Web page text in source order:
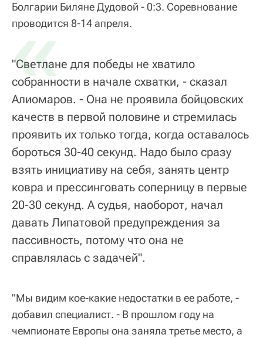
Болгарии Биляне Дудовой - 0:3. Соревнование
проводится 8-14 апреля.
«
"Светлане для победы не хватило
собранности в начале схватки, - сказал
Алиомаров. - Она не проявила бойцовских
качеств в первой половине и стремилась
проявить их только тогда, когда оставалось
бороться 30-40 секунд. Надо было сразу
взять инициативу на себя, занять центр
ковра и прессинговать соперницу в первые
20-30 секунд. А судья, наоборот, начал
давать Липатовой предупреждения за
пассивность, потому что она не
справлялась с задачей".
"Мы видим кое-какие недостатки в ее работе, -
добавил специалист. - В прошлом году на
чемпионате Европы она заняла третье место, а